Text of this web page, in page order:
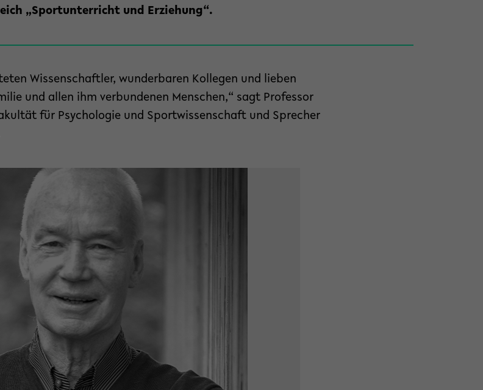
„Sportunterricht und Erziehung“.
Wissenschaftler, wunderbaren Kollegen und lieben
und allen ihm verbundenen Menschen,“ sagt Professor
für Psychologie und Sportwissenschaft und Sprecher